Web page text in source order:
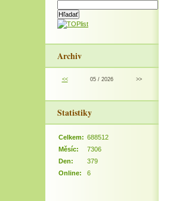
Archiv
<< 05 / 2026 >>
Statistiky
Online: 6
Celkem: 688512
Měsíc:
7306
Den:
379